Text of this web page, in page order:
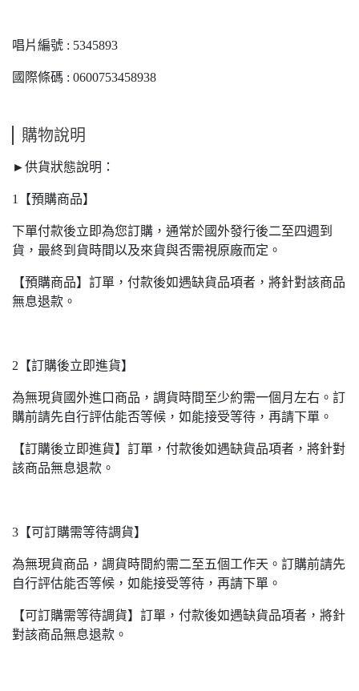
唱片編號 : 5345893
國際條碼 : 0600753458938
購物說明
►供貨狀態說明：
1【預購商品】
下單付款後立即為您訂購，通常於國外發行後二至四週到
貨，最終到貨時間以及來貨與否需視原廠而定。
【預購商品】訂單，付款後如遇缺貨品項者，將針對該商品
無息退款。
2【訂購後立即進貨】
為無現貨國外進口商品，調貨時間至少約需一個月左右。訂
購前請先自行評估能否等候，如能接受等待，再請下單。
【訂購後立即進貨】訂單，付款後如遇缺貨品項者，將針對
該商品無息退款。
3【可訂購需等待調貨】
為無現貨商品，調貨時間約需二至五個工作天。訂購前請先
自行評估能否等候，如能接受等待，再請下單。
【可訂購需等待調貨】訂單，付款後如遇缺貨品項者，將針
對該商品無息退款。